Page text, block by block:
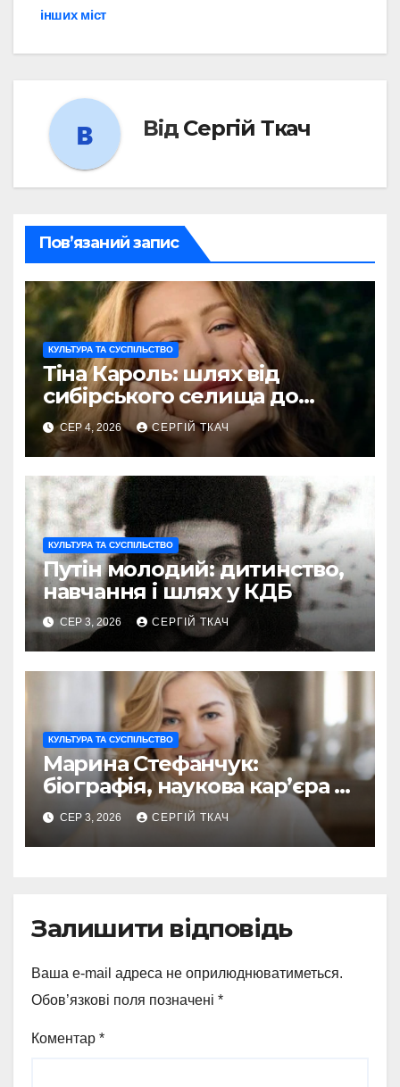
інших міст
Від Сергій Ткач
Пов’язаний запис
КУЛЬТУРА ТА СУСПІЛЬСТВО
Тіна Кароль: шлях від
сибірського селища до
голосу України
СЕР 4, 2026 СЕРГІЙ ТКАЧ
КУЛЬТУРА ТА СУСПІЛЬСТВО
Путін молодий: дитинство,
навчання і шлях у КДБ
СЕР 3, 2026 СЕРГІЙ ТКАЧ
КУЛЬТУРА ТА СУСПІЛЬСТВО
Марина Стефанчук:
біографія, наукова кар’єра та
сім’я
СЕР 3, 2026 СЕРГІЙ ТКАЧ
Залишити відповідь
Ваша e-mail адреса не оприлюднюватиметься.
Обов’язкові поля позначені *
Коментар *